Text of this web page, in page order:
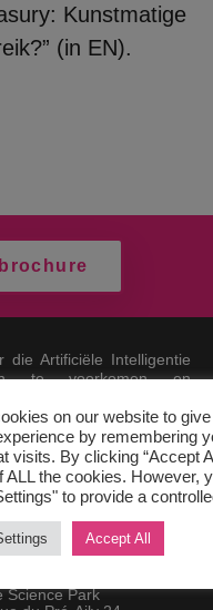
Kunstmatige
(in EN).
die Artificiële Intelligentie
te voorkomen en
uw financieel risico te
des Volontaires 19,
Science Park
on our website to
by remembering
visits. By clicking “Accept
ALL the cookies. However,
to provide a
Accept All